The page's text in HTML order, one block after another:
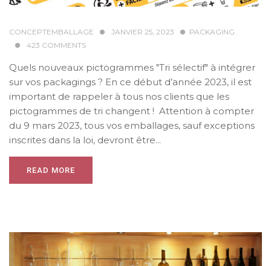
CONCEPTEMBALLAGE JANVIER 25, 2023
PACKAGING
423 COMMENTS
Quels nouveaux pictogrammes "Tri sélectif" à intégrer
sur vos packagings ? En ce début d’année 2023, il est
important de rappeler à tous nos clients que les
pictogrammes de tri changent ! Attention à compter
du 9 mars 2023, tous vos emballages, sauf exceptions
inscrites dans la loi, devront être...
READ MORE